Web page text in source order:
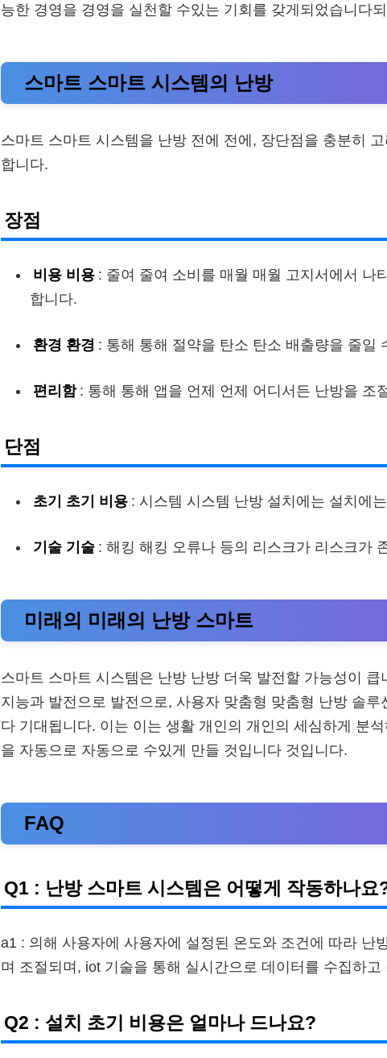
능한 경영을 경영을 실천할 수있는 기회를 갖게되었습니다
스마트 스마트 시스템의 난방
스마트 스마트 시스템을 난방 전에 전에, 장단점을 충분히
합니다.
장점
비용 비용 : 줄여 줄여 소비를 매월 매월 고지서에서 나
합니다.
환경 환경 : 통해 통해 절약을 탄소 탄소 배출량을 줄일
편리함 : 통해 통해 앱을 언제 언제 어디서든 난방을 조
단점
초기 초기 비용 : 시스템 시스템 난방 설치에는 설치에
기술 기술 : 해킹 해킹 오류나 등의 리스크가 리스크가
미래의 미래의 난방 스마트
스마트 스마트 시스템은 난방 난방 더욱 발전할 가능성이
지능과 발전으로 발전으로, 사용자 맞춤형 맞춤형 난방 솔루
다 기대됩니다. 이는 이는 생활 개인의 개인의 세심하게 분
을 자동으로 자동으로 수있게 만들 것입니다 것입니다.
FAQ
Q1 : 난방 스마트 시스템은 어떻게 작동하나요
a1 : 의해 사용자에 사용자에 설정된 온도와 조건에 따라 난
며 조절되며, iot 기술을 통해 실시간으로 데이터를 수집하
Q2 : 설치 초기 비용은 얼마나 드나요?